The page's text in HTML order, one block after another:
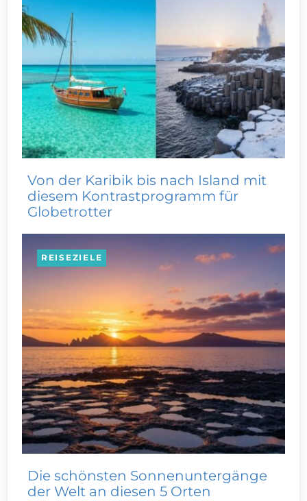
Von der Karibik bis nach Island mit
diesem Kontrastprogramm für
Globetrotter
REISEZIELE
Die schönsten Sonnenuntergänge
der Welt an diesen 5 Orten